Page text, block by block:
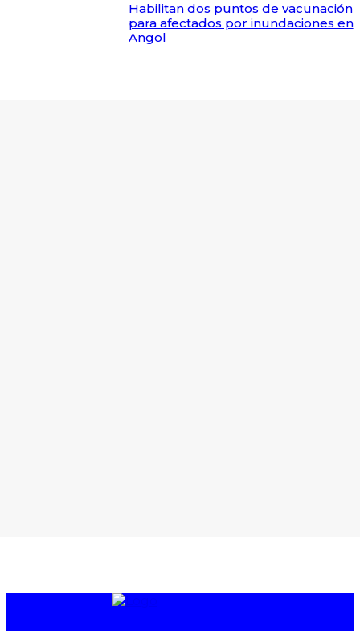
Habilitan dos puntos de vacunación
para afectados por inundaciones en
Angol